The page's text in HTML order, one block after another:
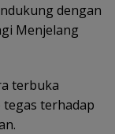
dengan
Menjelang
terbuka
terhadap